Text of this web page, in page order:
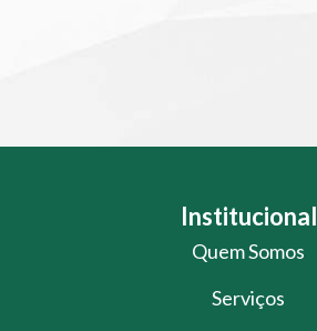
Institucional
Quem Somos
Serviços